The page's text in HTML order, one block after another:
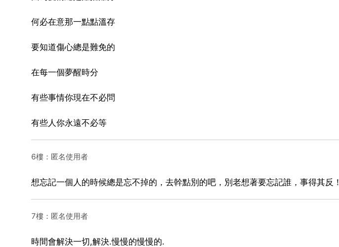
何必在意那一點點溫存
要知道傷心總是難免的
在每一個夢醒時分
有些事情你現在不必問
有些人你永遠不必等
6樓：匿名使用者
想忘記一個人的時候總是忘不掉的，去幹點別的吧，別老想著要忘記誰，事得其反！
7樓：匿名使用者
時間會解決一切,解決.慢慢的慢慢的.